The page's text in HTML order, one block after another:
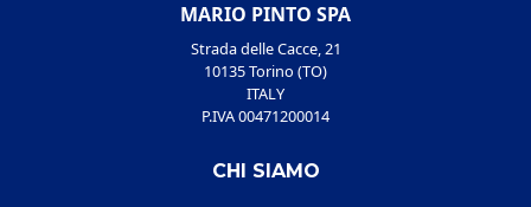
MARIO PINTO SPA
Strada delle Cacce, 21
10135 Torino (TO)
ITALY
P.IVA 00471200014
CHI SIAMO